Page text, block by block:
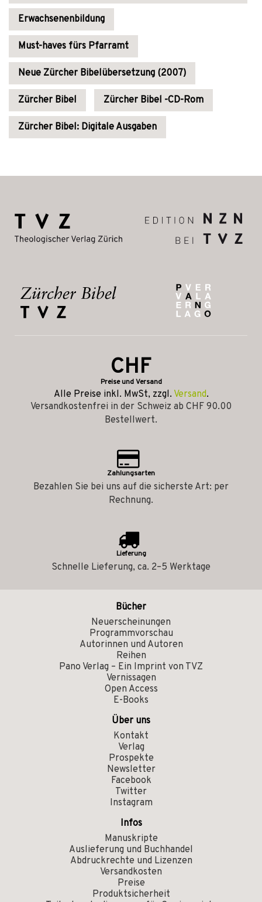
Erwachsenenbildung
Must-haves fürs Pfarramt
Neue Zürcher Bibelübersetzung (2007)
Zürcher Bibel Zürcher Bibel -CD-Rom
Zürcher Bibel: Digitale Ausgaben
CHF
Preise und Versand
Alle Preise inkl. MwSt, zzgl. Versand.
Versandkostenfrei in der Schweiz ab CHF 90.00
Bestellwert.
Zahlungsarten
Bezahlen Sie bei uns auf die sicherste Art: per
Rechnung.
Lieferung
Schnelle Lieferung, ca. 2–5 Werktage
Bücher
Neuerscheinungen
Programmvorschau
Autorinnen und Autoren
Reihen
Pano Verlag – Ein Imprint von TVZ
Vernissagen
Open Access
E-Books
Über uns
Kontakt
Verlag
Prospekte
Newsletter
Facebook
Twitter
Instagram
Infos
Manuskripte
Auslieferung und Buchhandel
Abdruckrechte und Lizenzen
Versandkosten
Preise
Produktsicherheit